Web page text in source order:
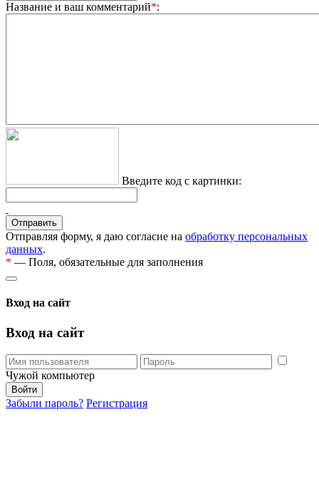
Название и ваш комментарий*:
Введите код с картинки:
Отправляя форму, я даю согласие на обработку персональных
данных.
* — Поля, обязательные для заполнения
Вход на сайт
Вход на сайт
Чужой компьютер
Забыли пароль? Регистрация